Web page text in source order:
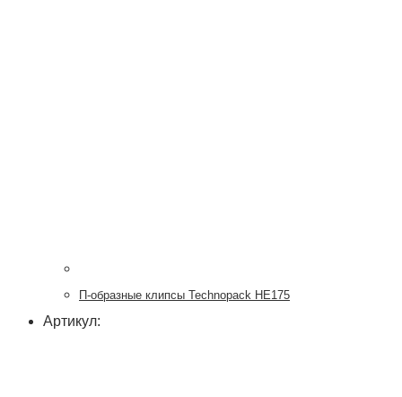
П-образные клипсы Technopack HE175
Артикул: